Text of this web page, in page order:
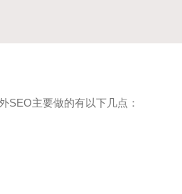
SEO主要做的有以下几点：